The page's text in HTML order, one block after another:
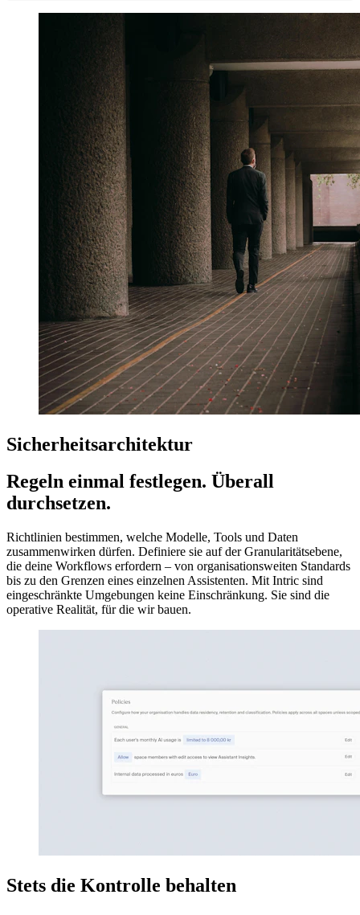
Sicherheitsarchitektur
Regeln einmal festlegen. Überall
durchsetzen.
Richtlinien bestimmen, welche Modelle, Tools und Daten
zusammenwirken dürfen. Definiere sie auf der Granularitätsebene,
die deine Workflows erfordern – von organisationsweiten Standards
bis zu den Grenzen eines einzelnen Assistenten. Mit Intric sind
eingeschränkte Umgebungen keine Einschränkung. Sie sind die
operative Realität, für die wir bauen.
Stets die Kontrolle behalten